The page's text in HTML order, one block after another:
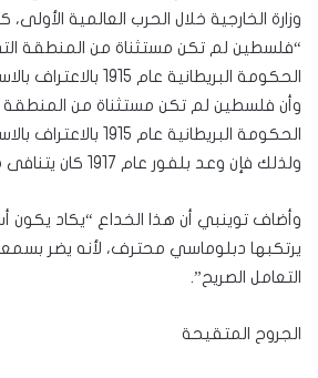
وزارة الخارجية خلال الحرب العالمية
“فلسطين لم تكن مستثناة من المنطقة
الحكومة البريطانية عام
وأن فلسطين لم تكن مستثناة من
الحكومة البريطانية عام
ولذلك فإن وعد بلفور عام 1917 كان يتنافى مع التزام سابق.
وأضاف توينبي أن هذا الخداع “يكاد يكون
يرتكبها دبلوماسي محترف، لأنه يضر
التعامل الصريح”.
الجروح المتقيحة